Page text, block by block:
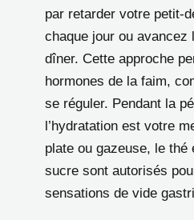
par retarder votre petit-
chaque jour ou avancez
dîner. Cette approche
hormones de la faim,
se réguler. Pendant la
l’hydratation est votre
plate ou gazeuse, le thé
sucre sont autorisés
sensations de vide